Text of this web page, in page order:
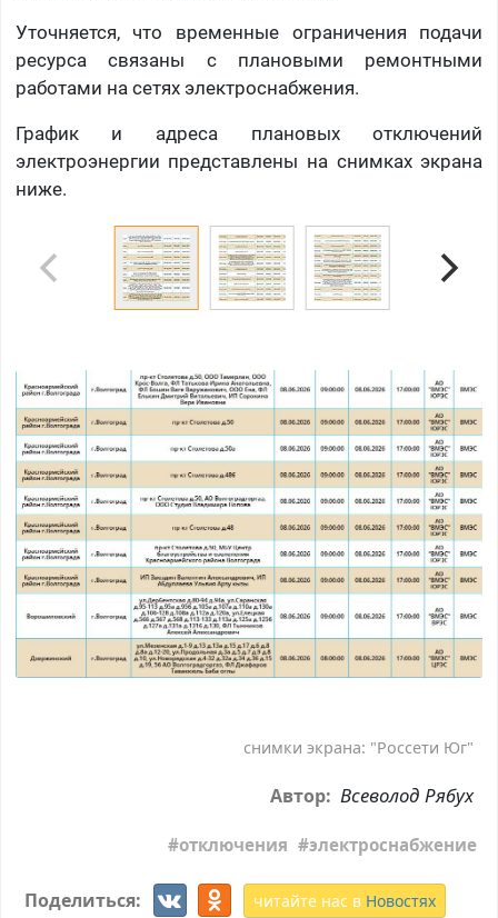
Уточняется, что временные ограничения подачи
ресурса связаны с плановыми ремонтными
работами на сетях электроснабжения.
График и адреса плановых отключений
электроэнергии представлены на снимках экрана
ниже.
снимки экрана: "Россети Юг"
Автор: Всеволод Рябух
отключения электроснабжение
Поделиться: читайте нас в Новостях